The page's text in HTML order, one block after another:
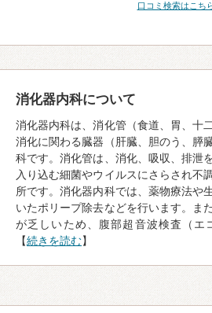
口コミ検索はこち
消化器内科について
消化器内科は、消化管（食道、胃、十
消化に関わる臓器（肝臓、胆のう、膵
科です。消化管は、消化、吸収、排泄
入り込む細菌やウイルスにさらされ不
所です。消化器内科では、薬物療法や
いたポリープ除去などを行います。ま
が乏しいため、腹部超音波検査（エ
【続きを読む】